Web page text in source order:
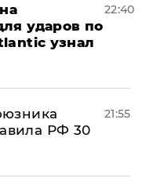
ударов по
узнал
22:40
РФ 30
21:55